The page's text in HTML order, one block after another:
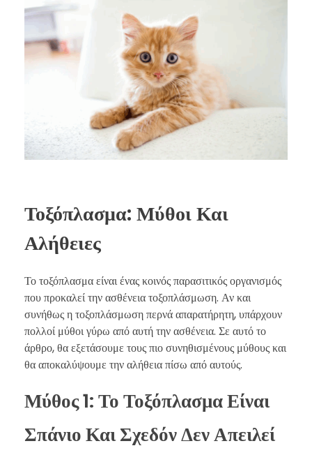
Τοξόπλασμα: Μύθοι Και
Αλήθειες
Το τοξόπλασμα είναι ένας κοινός παρασιτικός οργανισμός
που προκαλεί την ασθένεια τοξοπλάσμωση. Αν και
συνήθως η τοξοπλάσμωση περνά απαρατήρητη, υπάρχουν
πολλοί μύθοι γύρω από αυτή την ασθένεια. Σε αυτό το
άρθρο, θα εξετάσουμε τους πιο συνηθισμένους μύθους και
θα αποκαλύψουμε την αλήθεια πίσω από αυτούς.
Μύθος 1: Το Τοξόπλασμα Είναι
Σπάνιο Και Σχεδόν Δεν Απειλεί